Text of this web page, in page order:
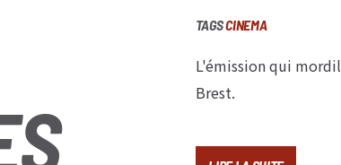
TAGSCINEMA
L'émission qui
Brest.
Brest.